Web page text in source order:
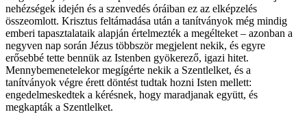
nehézségek idején és a szenvedés óráiban ez az elképzelés
összeomlott. Krisztus feltámadása után a tanítványok még mindig
emberi tapasztalataik alapján értelmezték a megélteket – azonban a
negyven nap során Jézus többször megjelent nekik, és egyre
erősebbé tette bennük az Istenben gyökerező, igazi hitet.
Mennybemenetelekor megígérte nekik a Szentlelket, és a
tanítványok végre érett döntést tudtak hozni Isten mellett:
engedelmeskedtek a kérésnek, hogy maradjanak együtt, és
megkapták a Szentlelket.